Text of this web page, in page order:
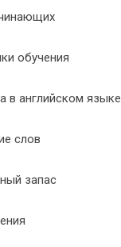
обучения
в английском языке
слов
запас